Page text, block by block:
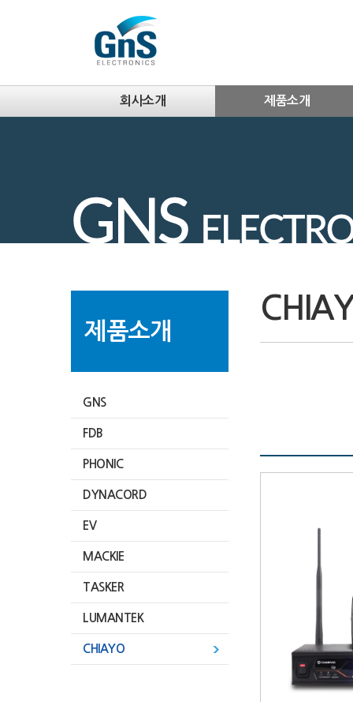
회사소개 제품소개
제품소개
GNS
FDB
PHONIC
DYNACORD
EV
MACKIE
TASKER
LUMANTEK
CHIAYO